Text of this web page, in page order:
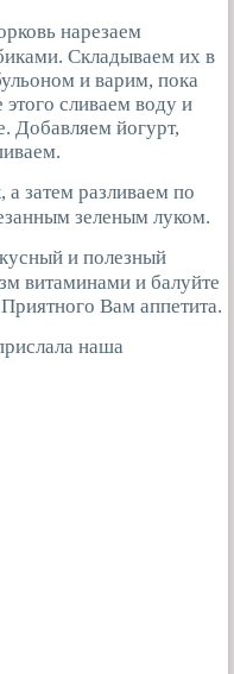
нарезаем
Складываем их в
и варим, пока
сливаем воду и
Добавляем йогурт,
а затем разливаем по
зеленым луком.
и полезный
витаминами и балуйте
Вам аппетита.
наша